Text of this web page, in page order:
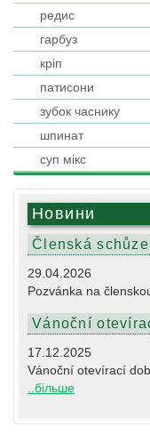
редис
гарбуз
кріп
патисони
зубок часнику
шпинат
суп мікс
Новини
Členská
29.04.2026
Pozvánka na
Vánoční
17.12.2025
Vánoční otevírací
..більше